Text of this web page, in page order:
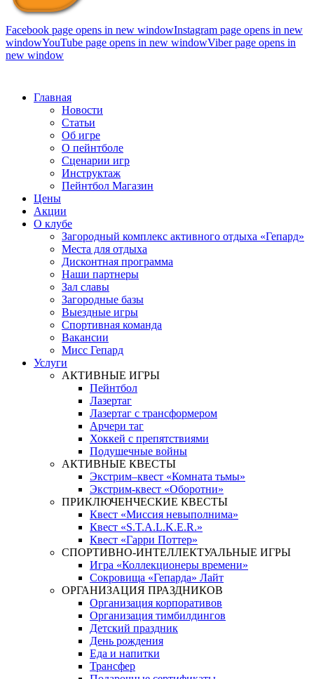
Facebook page opens in new windowInstagram page opens in new
windowYouTube page opens in new windowViber page opens in
new window
Главная
Новости
Статьи
Об игре
О пейнтболе
Сценарии игр
Инструктаж
Пейнтбол Магазин
Цены
Акции
О клубе
Загородный комплекс активного отдыха «Гепард»
Места для отдыха
Дисконтная программа
Наши партнеры
Зал славы
Загородные базы
Выездные игры
Спортивная команда
Вакансии
Мисс Гепард
Услуги
АКТИВНЫЕ ИГРЫ
Пейнтбол
Лазертаг
Лазертаг с трансформером
Арчери таг
Хоккей с препятствиями
Подушечные войны
АКТИВНЫЕ КВЕСТЫ
Экстрим–квест «Комната тьмы»
Экстрим-квест «Оборотни»
ПРИКЛЮЧЕНЧЕСКИЕ КВЕСТЫ
Квест «Миссия невыполнима»
Квест «S.T.A.L.K.E.R.»
Квест «Гарри Поттер»
СПОРТИВНО-ИНТЕЛЛЕКТУАЛЬНЫЕ ИГРЫ
Игра «Коллекционеры времени»
Сокровища «Гепарда» Лайт
ОРГАНИЗАЦИЯ ПРАЗДНИКОВ
Организация корпоративов
Организация тимбилдингов
Детский праздник
День рождения
Еда и напитки
Трансфер